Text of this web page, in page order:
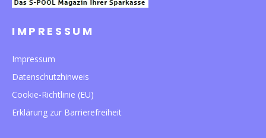
IMPRESSUM
Impressum
Datenschutzhinweis
Cookie-Richtlinie (EU)
Erklärung zur Barrierefreiheit